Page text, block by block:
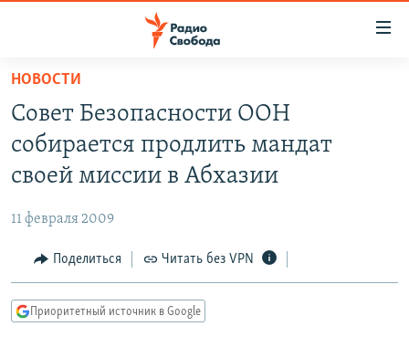
упрощенного
доступа
Вернуться
основному
Вернутся
Вернутся
ПОДКАСТЫ
АВТОРСКИЕ ПРОЕКТЫ
МНЕНИЯ
КУЛЬТУРА
КАВКАЗ.РЕАЛИИ
НОВОСТИ
Совет Безопасности ООН
собирается продлить мандат
своей миссии в Абхазии
11 февраля 2009
Поделиться Читать без VPN
Приоритетный источник в Google